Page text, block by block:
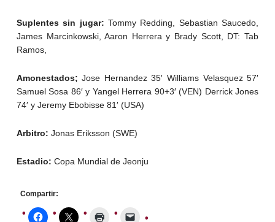
Suplentes sin jugar: Tommy Redding, Sebastian Saucedo,
James Marcinkowski, Aaron Herrera y Brady Scott, DT: Tab
Ramos,
Amonestados; Jose Hernandez 35′ Williams Velasquez 57′
Samuel Sosa 86′ y Yangel Herrera 90+3′ (VEN) Derrick Jones
74′ y Jeremy Ebobisse 81′ (USA)
Arbitro: Jonas Eriksson (SWE)
Estadio: Copa Mundial de Jeonju
Compartir: